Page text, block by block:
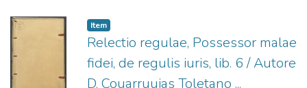
1547-1568.
Item
Relectio regulae, Possessor malae
fidei, de regulis iuris, lib. 6 / Autore
D. Couarruuias Toletano ...